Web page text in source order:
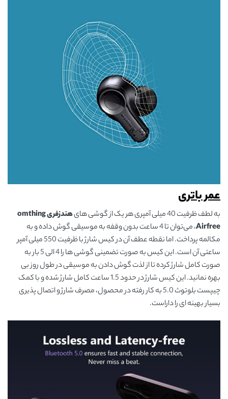
عمر باتری
به لطف ظرفیت 40 میلی آمپری هر یک از گوشی های هندزفریomthing
Airfree
، می‌توان تا 4 ساعت بدون وقفه به موسیقی گوش داده و به
مکالمه پرداخت. اما نقطه عطف آن در کیس شارژ با ظرفیت 550 میلی آمپر
ساعتی آن است. این کیس به صورت تضمینی گوشی ها را 4 الی 5 بار به
صورت کامل شارژ کرده تا از لذت گوش دادن به موسیقی در طول روز بی
بهره نمانید. این کیس شارژ در حدود 1.5 ساعت کامل شارژ شده و با کمک
چیپست بلوتوث 5.0 به کار رفته در محصول، مصرف شارژ و اتصال پذیری
بسیار بهینه ای را داراست.